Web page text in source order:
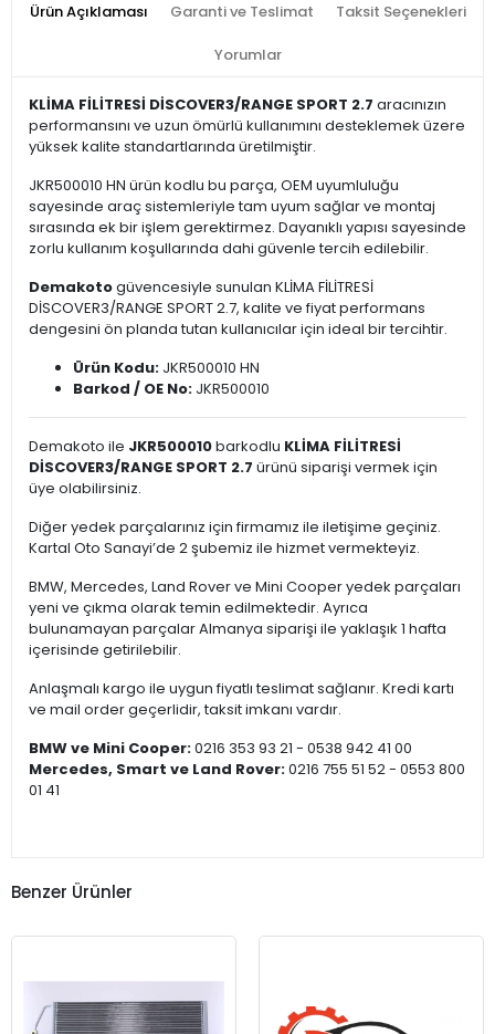
Ürün Açıklaması Garanti ve Teslimat Taksit Seçenekleri
Yorumlar
KLİMA FİLİTRESİ DİSCOVER3/RANGE SPORT 2.7 aracınızın
performansını ve uzun ömürlü kullanımını desteklemek üzere
yüksek kalite standartlarında üretilmiştir.
JKR500010 HN ürün kodlu bu parça, OEM uyumluluğu
sayesinde araç sistemleriyle tam uyum sağlar ve montaj
sırasında ek bir işlem gerektirmez. Dayanıklı yapısı sayesinde
zorlu kullanım koşullarında dahi güvenle tercih edilebilir.
Demakotogüvencesiyle sunulan KLİMA FİLİTRESİ
DİSCOVER3/RANGE SPORT 2.7, kalite ve fiyat performans
dengesini ön planda tutan kullanıcılar için ideal bir tercihtir.
Ürün Kodu: JKR500010 HN
Barkod / OE No: JKR500010
Demakoto ile JKR500010barkodlu KLİMA FİLİTRESİ
DİSCOVER3/RANGE SPORT 2.7 ürünü siparişi vermek için
üye olabilirsiniz.
Diğer yedek parçalarınız için firmamız ile iletişime geçiniz.
Kartal Oto Sanayi’de 2 şubemiz ile hizmet vermekteyiz.
BMW, Mercedes, Land Rover ve Mini Cooper yedek parçaları
yeni ve çıkma olarak temin edilmektedir. Ayrıca
bulunamayan parçalar Almanya siparişi ile yaklaşık 1 hafta
içerisinde getirilebilir.
Anlaşmalı kargo ile uygun fiyatlı teslimat sağlanır. Kredi kartı
ve mail order geçerlidir, taksit imkanı vardır.
BMW ve Mini Cooper:0216 353 93 21 - 0538 942 41 00
Mercedes, Smart ve Land Rover:0216 755 51 52 - 0553 800
01 41
Benzer Ürünler